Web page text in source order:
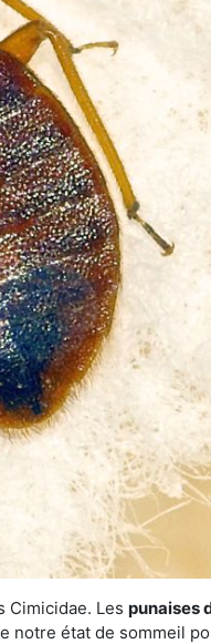
Cimicidae. Les punaises
état de sommeil